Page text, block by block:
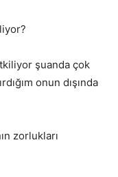
şuanda çok
onun dışında
zorlukları